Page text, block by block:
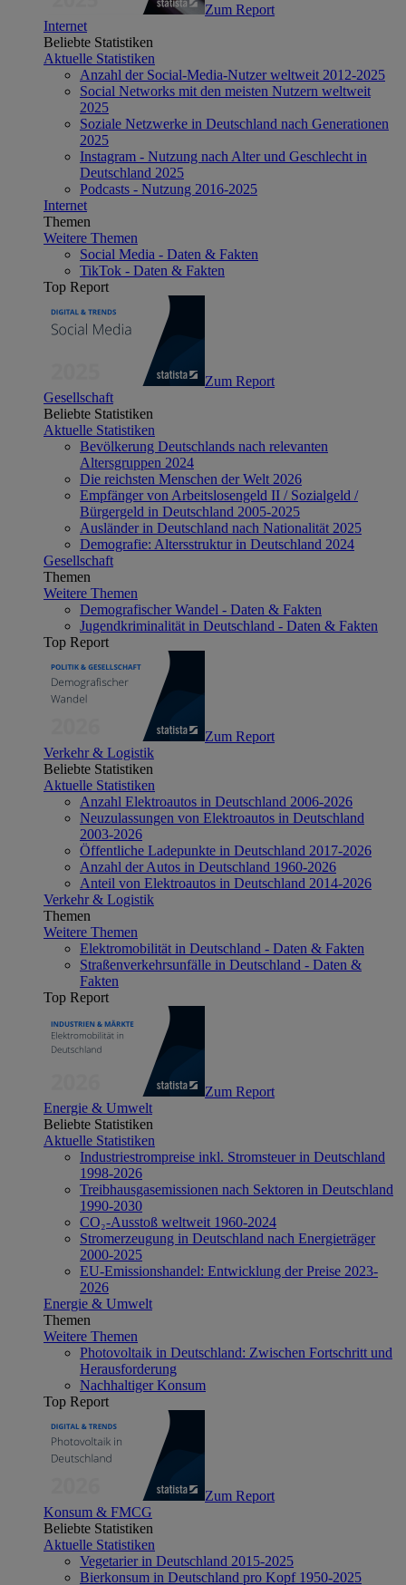
Zum Report
Internet
Beliebte Statistiken
Aktuelle Statistiken
Anzahl der Social-Media-Nutzer weltweit 2012-2025
Social Networks mit den meisten Nutzern weltweit
2025
Soziale Netzwerke in Deutschland nach Generationen
2025
Instagram - Nutzung nach Alter und Geschlecht in
Deutschland 2025
Podcasts - Nutzung 2016-2025
Internet
Themen
Weitere Themen
Social Media - Daten & Fakten
TikTok - Daten & Fakten
Top Report
Zum Report
Gesellschaft
Beliebte Statistiken
Aktuelle Statistiken
Bevölkerung Deutschlands nach relevanten
Altersgruppen 2024
Die reichsten Menschen der Welt 2026
Empfänger von Arbeitslosengeld II / Sozialgeld /
Bürgergeld in Deutschland 2005-2025
Ausländer in Deutschland nach Nationalität 2025
Demografie: Altersstruktur in Deutschland 2024
Gesellschaft
Themen
Weitere Themen
Demografischer Wandel - Daten & Fakten
Jugendkriminalität in Deutschland - Daten & Fakten
Top Report
Zum Report
Verkehr & Logistik
Beliebte Statistiken
Aktuelle Statistiken
Anzahl Elektroautos in Deutschland 2006-2026
Neuzulassungen von Elektroautos in Deutschland
2003-2026
Öffentliche Ladepunkte in Deutschland 2017-2026
Anzahl der Autos in Deutschland 1960-2026
Anteil von Elektroautos in Deutschland 2014-2026
Verkehr & Logistik
Themen
Weitere Themen
Elektromobilität in Deutschland - Daten & Fakten
Straßenverkehrsunfälle in Deutschland - Daten &
Fakten
Top Report
Zum Report
Energie & Umwelt
Beliebte Statistiken
Aktuelle Statistiken
Industriestrompreise inkl. Stromsteuer in Deutschland
1998-2026
Treibhausgasemissionen nach Sektoren in Deutschland
1990-2030
CO₂-Ausstoß weltweit 1960-2024
Stromerzeugung in Deutschland nach Energieträger
2000-2025
EU-Emissionshandel: Entwicklung der Preise 2023-
2026
Energie & Umwelt
Themen
Weitere Themen
Photovoltaik in Deutschland: Zwischen Fortschritt und
Herausforderung
Nachhaltiger Konsum
Top Report
Zum Report
Konsum & FMCG
Beliebte Statistiken
Aktuelle Statistiken
Vegetarier in Deutschland 2015-2025
Bierkonsum in Deutschland pro Kopf 1950-2025